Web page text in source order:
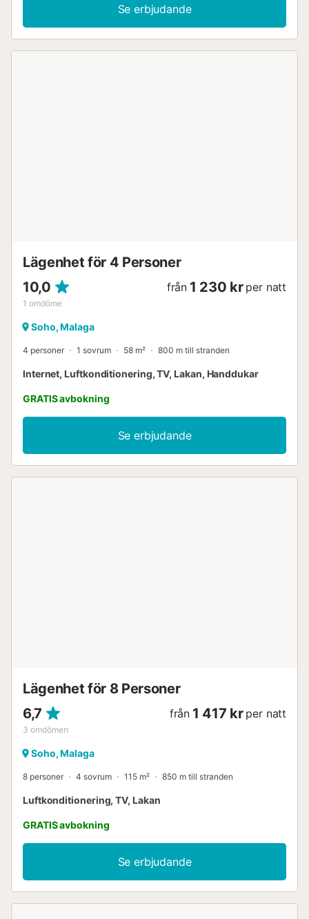
Se erbjudande
Lägenhet för 4 Personer
10,0
1 omdöme
från 1 230 kr per natt
Soho, Malaga
4 personer 1 sovrum 58 m² 800 m till stranden
Internet, Luftkonditionering, TV, Lakan, Handdukar
GRATIS avbokning
Se erbjudande
Lägenhet för 8 Personer
6,7
3 omdömen
från 1 417 kr per natt
Soho, Malaga
8 personer 4 sovrum 115 m² 850 m till stranden
Luftkonditionering, TV, Lakan
GRATIS avbokning
Se erbjudande